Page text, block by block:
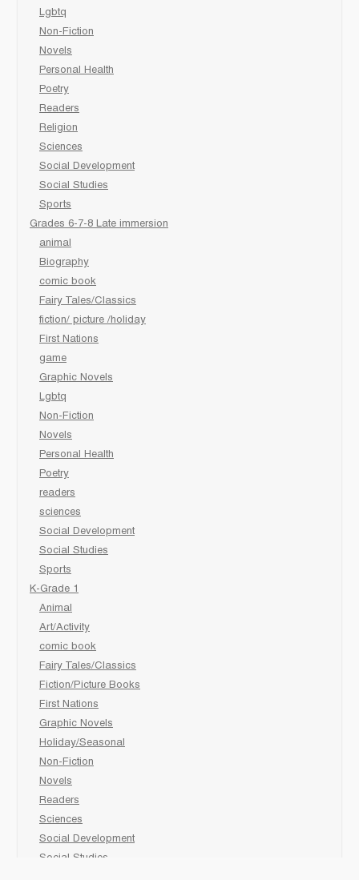
Lgbtq
Non-Fiction
Novels
Personal Health
Poetry
Readers
Religion
Sciences
Social Development
Social Studies
Sports
Grades 6-7-8 Late immersion
animal
Biography
comic book
Fairy Tales/Classics
fiction/ picture /holiday
First Nations
game
Graphic Novels
Lgbtq
Non-Fiction
Novels
Personal Health
Poetry
readers
sciences
Social Development
Social Studies
Sports
K-Grade 1
Animal
Art/Activity
comic book
Fairy Tales/Classics
Fiction/Picture Books
First Nations
Graphic Novels
Holiday/Seasonal
Non-Fiction
Novels
Readers
Sciences
Social Development
Social Studies